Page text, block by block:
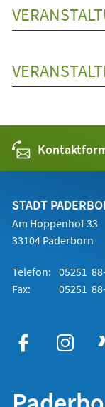
STADT
Am Hoppenhof 33
33104 Paderborn
Telefon: 05251
Fax:
05251